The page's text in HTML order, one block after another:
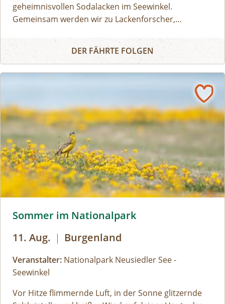
geheimnisvollen Sodalacken im Seewinkel.
Gemeinsam werden wir zu Lackenforscher,
beobachten Vögel und führen spannende
Experimente rund um Salz, Wasser und extreme
besonderes Highlight ist eine gemeinsame
Nachtexkursion, bei der wir die Lacken und ihre
Bewohner von einer ganz neuen Seite kennenlernen.
Für naturinteressierte Kinder von 7 bis 12 Jahren.
Ausrüstung: Eigenes Fahrrad + Helm
(abgeschlossene Garage vorhanden), Sonnenschutz,
Trinkflasche, Badekleidung + Handtuch, Jausenbox +
Eisgeld (max €5,- am Tag)
Sommer Ranger Camp 4
DER FÄHRTE FOLGEN
Sommer im Nationalpark
11. Aug. | Burgenland
Veranstalter: Nationalpark Neusiedler See -
Seewinkel
Vor Hitze flimmernde Luft, in der Sonne glitzernde